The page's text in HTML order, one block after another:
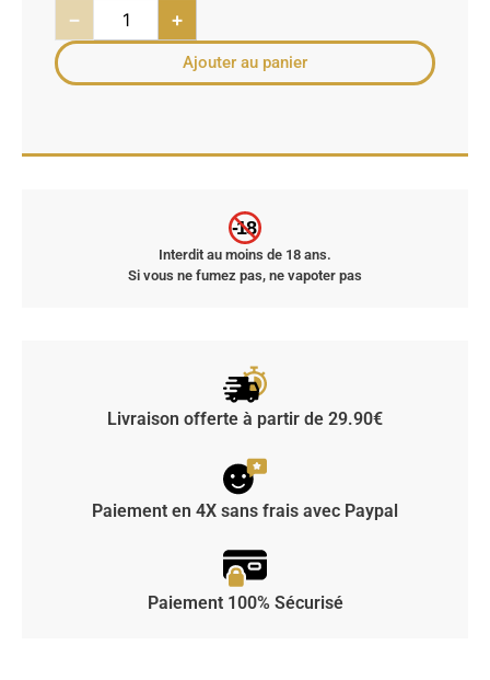
− +
Ajouter au panier
-18
Interdit au moins de 18 ans.
Si vous ne fumez pas, ne vapoter pas
Livraison offerte à partir de 29.90€
Paiement en 4X sans frais avec Paypal
Paiement 100% Sécurisé